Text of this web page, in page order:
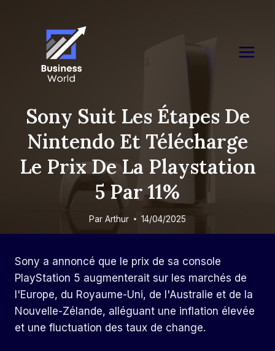
Sony Suit Les Étapes De
Nintendo Et Télécharge
Le Prix De La Playstation
5 Par 11%
Par Arthur 14/04/2025
Sony a annoncé que le prix de sa console
PlayStation 5 augmenterait sur les marchés de
l'Europe, du Royaume-Uni, de l'Australie et de la
Nouvelle-Zélande, alléguant une inflation élevée
et une fluctuation des taux de change.